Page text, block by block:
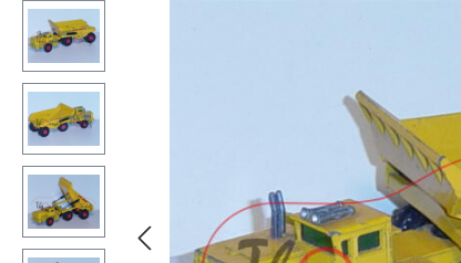
Bildergalerie überspringen